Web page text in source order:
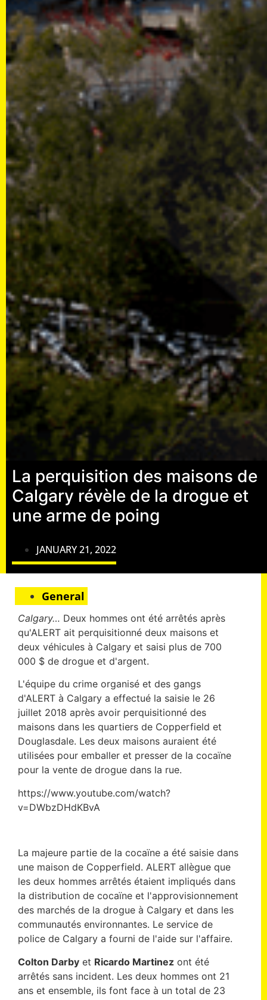
La perquisition des maisons de
Calgary révèle de la drogue et
une arme de poing
JANUARY 21, 2022
General
Calgary… Deux hommes ont été arrêtés après
qu'ALERT ait perquisitionné deux maisons et
deux véhicules à Calgary et saisi plus de 700
000 $ de drogue et d'argent.
L'équipe du crime organisé et des gangs
d'ALERT à Calgary a effectué la saisie le 26
juillet 2018 après avoir perquisitionné des
maisons dans les quartiers de Copperfield et
Douglasdale. Les deux maisons auraient été
utilisées pour emballer et presser de la cocaïne
pour la vente de drogue dans la rue.
https://www.youtube.com/watch?
v=DWbzDHdKBvA
La majeure partie de la cocaïne a été saisie dans
une maison de Copperfield. ALERT allègue que
les deux hommes arrêtés étaient impliqués dans
la distribution de cocaïne et l'approvisionnement
des marchés de la drogue à Calgary et dans les
communautés environnantes. Le service de
police de Calgary a fourni de l'aide sur l'affaire.
Colton Darby et Ricardo Martinez ont été
arrêtés sans incident. Les deux hommes ont 21
ans et ensemble, ils font face à un total de 23